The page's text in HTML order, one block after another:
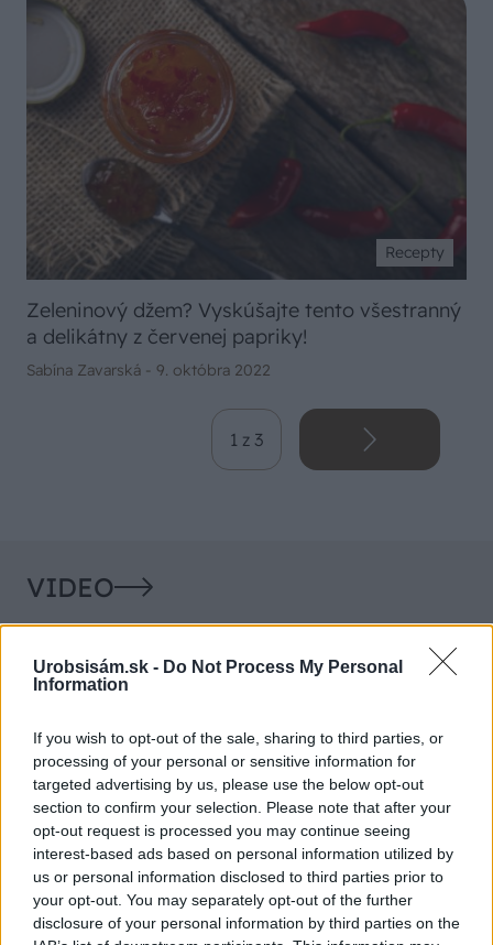
Urobsisám.sk - Do Not Process My Personal
Information
If you wish to opt-out of the sale, sharing to third parties, or
processing of your personal or sensitive information for
targeted advertising by us, please use the below opt-out
section to confirm your selection. Please note that after your
opt-out request is processed you may continue seeing
interest-based ads based on personal information utilized by
us or personal information disclosed to third parties prior to
your opt-out. You may separately opt-out of the further
disclosure of your personal information by third parties on the
Recepty
Zeleninový džem? Vyskúšajte tento všestranný
a delikátny z červenej papriky!
Sabína Zavarská - 9. októbra 2022
1 z 3
VIDEO
Chcete dominantu interiéru,
ktorá pritiahne pohľady?
Vyrobte si takéto masívne
orechové svietidlo
Prečo klasická
potrubia v
ako to vyriešiť